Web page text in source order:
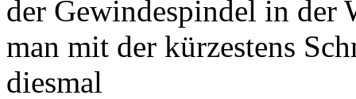
der Gewindespindel in der
man mit der kürzestens
diesmal